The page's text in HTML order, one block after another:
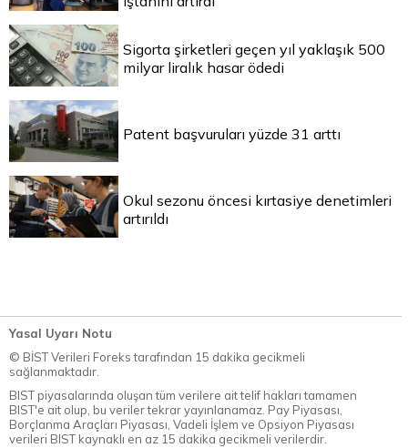
Sigorta şirketleri geçen yıl yaklaşık 500
milyar liralık hasar ödedi
Patent başvuruları yüzde 31 arttı
Okul sezonu öncesi kırtasiye denetimleri
artırıldı
Yasal Uyarı Notu
© BİST Verileri Foreks tarafından 15 dakika gecikmeli
sağlanmaktadır.
BIST piyasalarında oluşan tüm verilere ait telif hakları tamamen
BIST'e ait olup, bu veriler tekrar yayınlanamaz. Pay Piyasası,
Borçlanma Araçları Piyasası, Vadeli İşlem ve Opsiyon Piyasası
verileri BIST kaynaklı en az 15 dakika gecikmeli verilerdir.